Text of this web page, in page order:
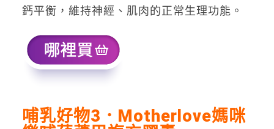
鈣平衡，維持神經、肌肉的正常生理功能。
哺乳好物3． Motherlove媽咪